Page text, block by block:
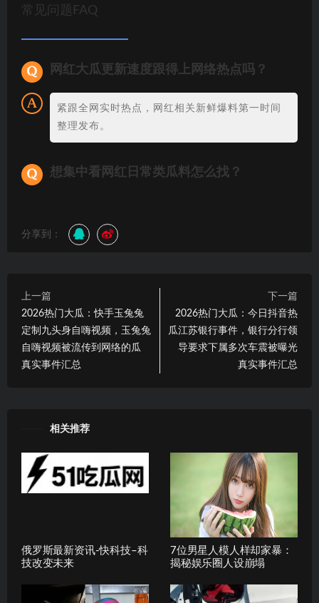
常见问题FAQ
网红大瓜更新速度跟得上网络热点吗？
紧跟全网实时热点，网红相关新鲜爆料第一时间
整理发布。
想集中看网红日常类瓜料怎么找？
分享到：
上一篇
2026热门大瓜：快手玉兔兔
定制九头身自嗨视频，玉兔兔
自嗨视频被流传到网络的瓜
真实事件汇总
下一篇
2026热门大瓜：今日抖音热
瓜江苏银行事件，银行分行领
导要求下属多次车震被曝光
真实事件汇总
相关推荐
俄罗斯最新资讯-快科技–科
技改变未来
7位男星人模人样却家暴：
揭秘娱乐圈人设崩塌